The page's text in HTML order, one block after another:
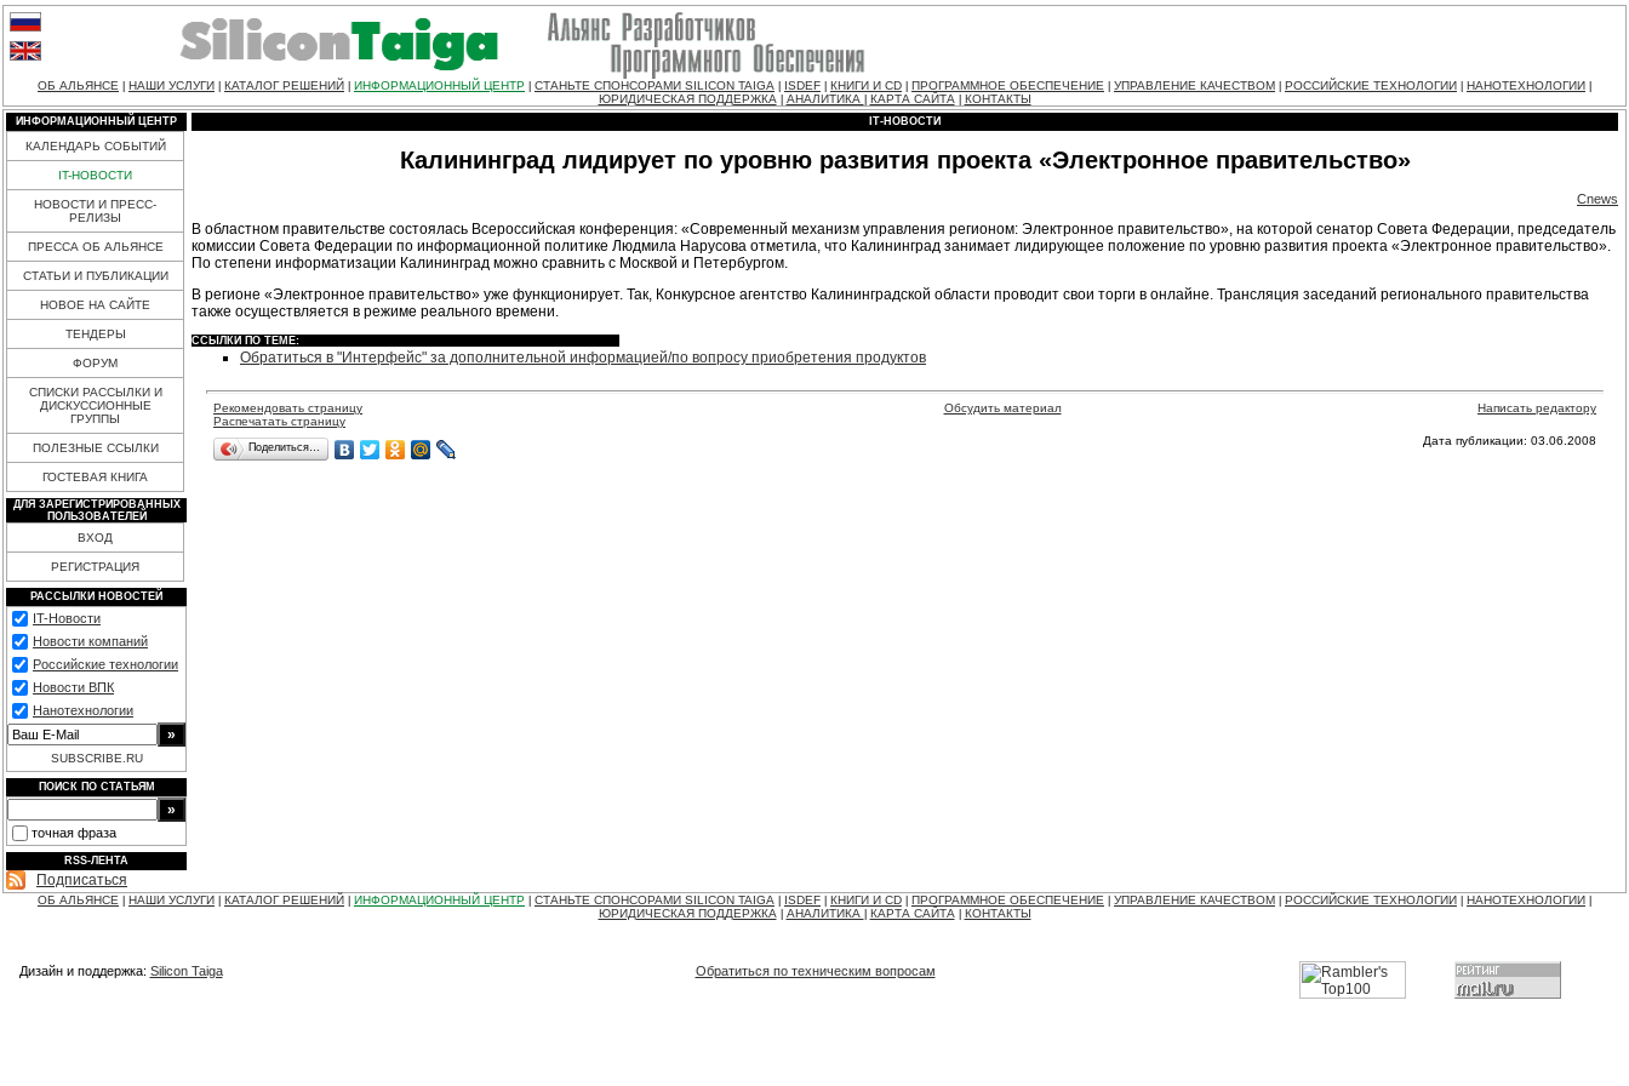
ОБ АЛЬЯНСЕ НАШИ УСЛУГИ КАТАЛОГ РЕШЕНИЙ ИНФОРМАЦИОННЫЙ ЦЕНТР СТАНЬТЕ СПОНСОРАМИ SILICON TAIGA ISDEF КНИГИ И CD ПРОГРАММНОЕ ОБЕСПЕЧЕНИЕ УПРАВЛЕНИЕ КАЧЕСТВОМ РОССИЙСКИЕ ТЕХНОЛОГИИ НАНОТЕХНОЛОГИИ
ЮРИДИЧЕСКАЯ ПОДДЕРЖКА| АНАЛИТИКА КАРТА САЙТА| КОНТАКТЫ
ИНФОРМАЦИОННЫЙ ЦЕНТР
КАЛЕНДАРЬ СОБЫТИЙ
IT-НОВОСТИ
НОВОСТИ И ПРЕСС-
РЕЛИЗЫ
ПРЕССА ОБ АЛЬЯНСЕ
СТАТЬИ И ПУБЛИКАЦИИ
НОВОЕ НА САЙТЕ
ТЕНДЕРЫ
ФОРУМ
СПИСКИ РАССЫЛКИ И
ДИСКУССИОННЫЕ
ГРУППЫ
ПОЛЕЗНЫЕ ССЫЛКИ
ГОСТЕВАЯ КНИГА
ДЛЯ ЗАРЕГИСТРИРОВАННЫХ
ПОЛЬЗОВАТЕЛЕЙ
ВХОД
РЕГИСТРАЦИЯ
РАССЫЛКИ НОВОСТЕЙ
IT-Новости
Новости компаний
Российские технологии
Новости ВПК
Нанотехнологии
SUBSCRIBE.RU
ПОИСК ПО СТАТЬЯМ
точная фраза
RSS-ЛЕНТА
Подписаться
IT-НОВОСТИ
Калининград лидирует по уровню развития проекта «Электронное правительство»
Cnews
В областном правительстве состоялась Всероссийская конференция: «Современный механизм управления регионом: Электронное правительство», на которой сенатор Совета Федерации, председатель
комиссии Совета Федерации по информационной политике Людмила Нарусова отметила, что Калининград занимает лидирующее положение по уровню развития проекта «Электронное правительство».
По степени информатизации Калининград можно сравнить с Москвой и Петербургом.
В регионе «Электронное правительство» уже функционирует. Так, Конкурсное агентство Калининградской области проводит свои торги в онлайне. Трансляция заседаний регионального правительства
также осуществляется в режиме реального времени.
ССЫЛКИ ПО ТЕМЕ:
Обратиться в "Интерфейс" за дополнительной информацией/по вопросу приобретения продуктов
Рекомендовать страницу Обсудить материал
Написать редактору
Распечатать страницу
Поделиться… Дата публикации: 03.06.2008
ОБ АЛЬЯНСЕ НАШИ УСЛУГИ КАТАЛОГ РЕШЕНИЙ ИНФОРМАЦИОННЫЙ ЦЕНТР СТАНЬТЕ СПОНСОРАМИ SILICON TAIGA ISDEF КНИГИ И CD ПРОГРАММНОЕ ОБЕСПЕЧЕНИЕ УПРАВЛЕНИЕ КАЧЕСТВОМ РОССИЙСКИЕ ТЕХНОЛОГИИ НАНОТЕХНОЛОГИИ
ЮРИДИЧЕСКАЯ ПОДДЕРЖКА| АНАЛИТИКА КАРТА САЙТА| КОНТАКТЫ
Дизайн и поддержка: Silicon Taiga Обратиться по техническим вопросам